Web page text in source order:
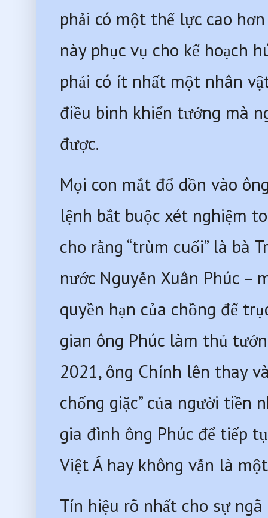
phải có một thế lực cao
này phục vụ cho kế hoạch
phải có ít nhất một nhân
điều binh khiển tướng mà
được.
Mọi con mắt đổ dồn vào
lệnh bắt buộc xét nghiệm
cho rằng “trùm cuối” là bà
nước Nguyễn Xuân Phúc –
quyền hạn của chồng để
gian ông Phúc làm thủ
2021, ông Chính lên thay
chống giặc” của người tiền
gia đình ông Phúc để tiếp
Việt Á hay không vẫn là
Tín hiệu rõ nhất cho sự